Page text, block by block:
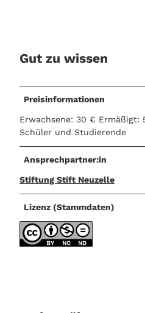
Gut zu wissen
Preisinformationen
Erwachsene: 30 € Ermäßigt:
Schüler und Studierende
Ansprechpartner:in
Stiftung Stift Neuzelle
Lizenz (Stammdaten)